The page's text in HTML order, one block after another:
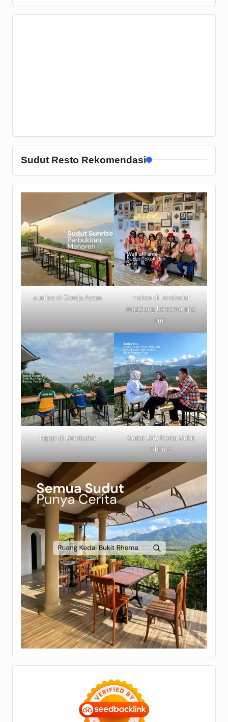
Sudut Resto Rekomendasi
sunrise di Gereja Ayam
makan di borobudur
magelang bersama opa
oma
Ngopi di Borobudur
Sudut Biru Kedai Bukit
Rhema